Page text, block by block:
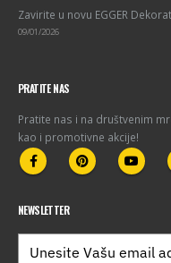
Zavirite u novu EGGER
09/01/2026
PRATITE NAS
Pratite nas i na društvenim
kao i promotivne akcije!
NEWSLETTER